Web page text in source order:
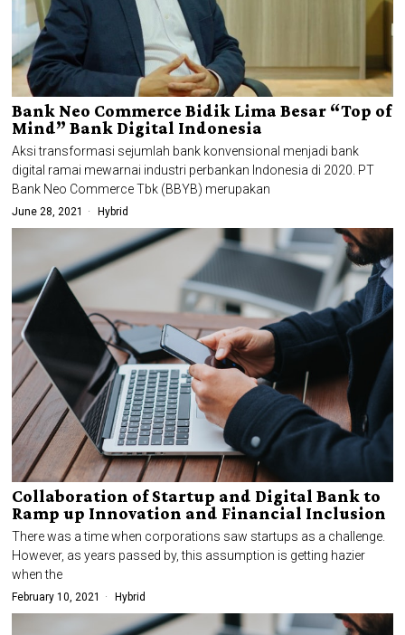
Bank Neo Commerce Bidik Lima Besar “Top of
Mind” Bank Digital Indonesia
Aksi transformasi sejumlah bank konvensional menjadi bank
digital ramai mewarnai industri perbankan Indonesia di 2020. PT
Bank Neo Commerce Tbk (BBYB) merupakan
June 28, 2021 Hybrid
Collaboration of Startup and Digital Bank to
Ramp up Innovation and Financial Inclusion
There was a time when corporations saw startups as a challenge.
However, as years passed by, this assumption is getting hazier
when the
February 10, 2021 Hybrid